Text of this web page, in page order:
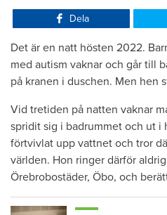
Dela
Det är en natt hösten 2022.
med autism vaknar och går till
på kranen i duschen. Men hen
Vid tretiden på natten vaknar
spridit sig i badrummet och ut i
förtvivlat upp vattnet och tror
världen. Hon ringer därför
Örebrobostäder, Öbo, och